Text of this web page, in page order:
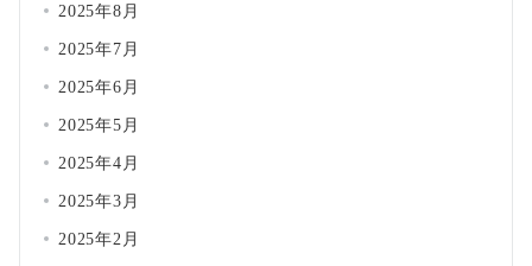
2025年8月
2025年7月
2025年6月
2025年5月
2025年4月
2025年3月
2025年2月